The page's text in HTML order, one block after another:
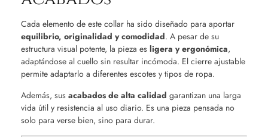
Cada elemento de este collar ha sido diseñado para aportar
equilibrio, originalidad y comodidad. A pesar de su
estructura visual potente, la pieza es ligera y ergonómica,
adaptándose al cuello sin resultar incómoda. El cierre ajustable
permite adaptarlo a diferentes escotes y tipos de ropa.
Además, sus acabados de alta calidad garantizan una larga
vida útil y resistencia al uso diario. Es una pieza pensada no
solo para verse bien, sino para durar.